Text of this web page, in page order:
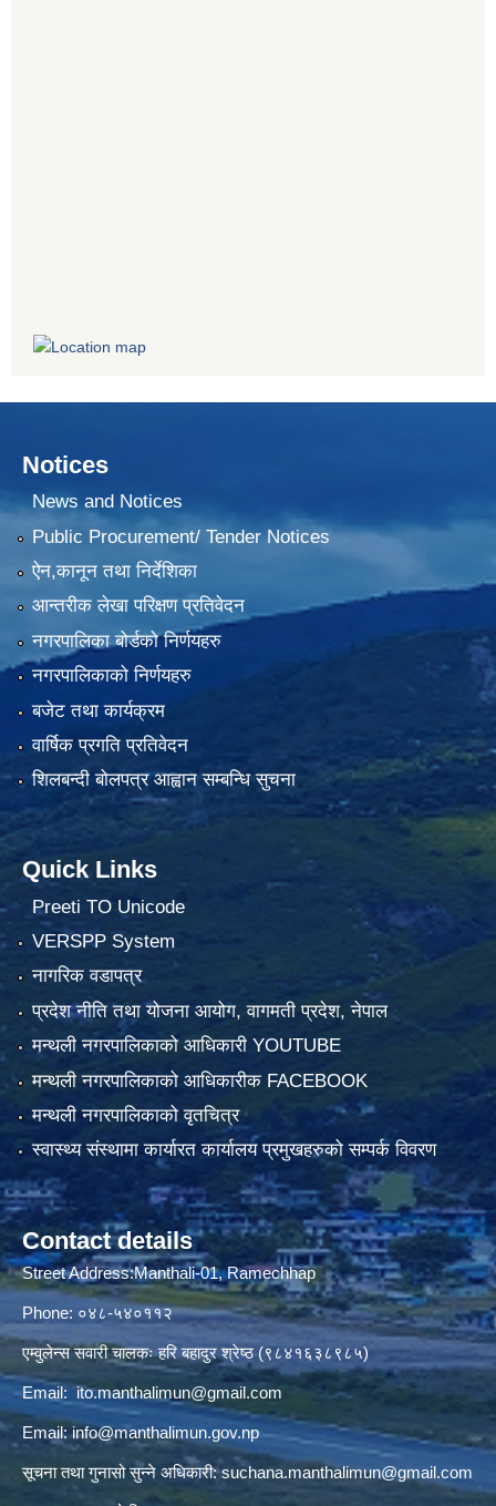
Notices
News and Notices
Public Procurement/ Tender Notices
ऐन,कानून तथा निर्देशिका
आन्तरीक लेखा परिक्षण प्रतिवेदन
नगरपालिका बोर्डको निर्णयहरु
नगरपालिकाको निर्णयहरु
बजेट तथा कार्यक्रम
वार्षिक प्रगति प्रतिवेदन
शिलबन्दी बोलपत्र आह्वान सम्बन्धि सुचना
Quick Links
Preeti TO Unicode
VERSPP System
नागरिक वडापत्र
प्रदेश नीति तथा योजना आयोग, वागमती प्रदेश, नेपाल
मन्थली नगरपालिकाको आधिकारी YOUTUBE
मन्थली नगरपालिकाको आधिकारीक FACEBOOK
मन्थली नगरपालिकाको वृतचित्र
स्वास्थ्य संस्थामा कार्यारत कार्यालय प्रमुखहरुको सम्पर्क विवरण
Contact details
Street Address:Manthali-01, Ramechhap
Phone: ०४८-५४०११२
एम्वुलेन्स सवारी चालकः हरि बहादुर श्रेष्ठ (९८४१६३८९८५)
Email:ito.manthalimun@gmail.com
Email:info@manthalimun.gov.np
सूचना तथा गुनासो सुन्ने अधिकारी:suchana.manthalimun@gmail.com